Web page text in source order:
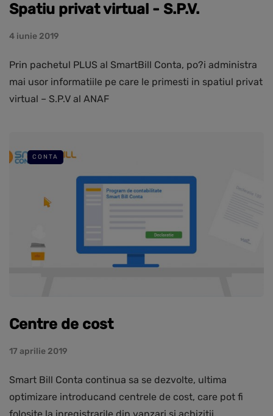
Spatiu privat virtual - S.P.V.
4 iunie 2019
Prin pachetul PLUS al SmartBill Conta, po?i administra
mai usor informatiile pe care le primesti in spatiul privat
virtual – S.P.V al ANAF
CONTA
Centre de cost
17 aprilie 2019
Smart Bill Conta continua sa se dezvolte, ultima
optimizare introducand centrele de cost, care pot fi